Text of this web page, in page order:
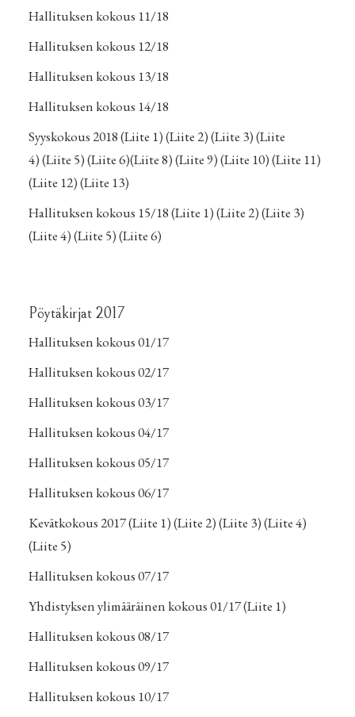
Hallituksen kokous 11/18
Hallituksen kokous 12/18
Hallituksen kokous 13/18
Hallituksen kokous 14/18
Syyskokous 2018(Liite 1)(Liite 2)(Liite 3)(Liite
4)(Liite 5)(Liite 6)(Liite 8)(Liite 9)(Liite 10)(Liite 11)
(Liite 12)(Liite 13)
Hallituksen kokous 15/18(Liite 1)(Liite 2)(Liite 3)
(Liite 4)(Liite 5)(Liite 6)
Pöytäkirjat 2017
Hallituksen kokous 01/17
Hallituksen kokous 02/17
Hallituksen kokous 03/17
Hallituksen kokous 04/17
Hallituksen kokous 05/17
Hallituksen kokous 06/17
Kevätkokous 2017(Liite 1) (Liite 2) (Liite 3) (Liite 4)
(Liite 5)
Hallituksen kokous 07/17
Yhdistyksen ylimääräinen kokous 01/17(Liite 1)
Hallituksen kokous 08/17
Hallituksen kokous 09/17
Hallituksen kokous 10/17